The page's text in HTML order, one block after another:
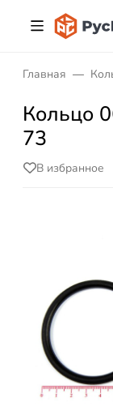
Главная
Кольцо
73
В избранное